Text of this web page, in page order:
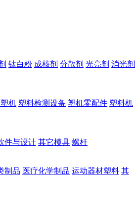
钛白粉 成核剂 分散剂 光亮剂 消光剂
机 塑料检测设备 塑机零配件 塑料机
件与设计 其它模具 螺杆
制品 医疗化学制品 运动器材塑料 其